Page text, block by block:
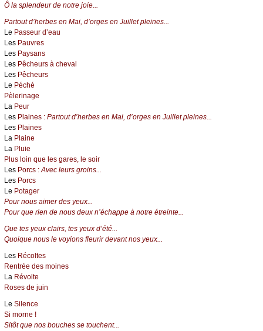
Ô la splendeur de notre joie...
Partout d’herbes en Mai, d’orges en Juillet pleines...
Le Passeur d’eau
Les Pauvres
Les Paysans
Les Pêcheurs à cheval
Les Pêcheurs
Le Péché
Pèlerinage
La Peur
Les Plaines : Partout d’herbes en Mai, d’orges en Juillet pleines...
Les Plaines
La Plaine
La Pluie
Plus loin que les gares, le soir
Les Porcs :Avec leurs groins...
Les Porcs
Le Potager
Pour nous aimer des yeux...
Pour que rien de nous deux n’échappe à notre étreinte...
Que tes yeux clairs, tes yeux d’été...
Quoique nous le voyions fleurir devant nos yeux...
Les Récoltes
Rentrée des moines
La Révolte
Roses de juin
Le Silence
Si morne !
Sitôt que nos bouches se touchent...